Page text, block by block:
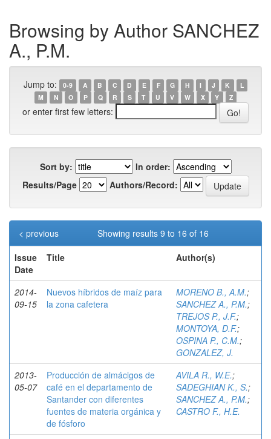
Browsing by Author SANCHEZ
A., P.M.
Jump to: 0-9 A B C D E F G H I J K
L
M
N O P Q R S T U V W X Y Z
or enter first few letters:
Sort by:
In order:
Results/Page
Authors/Record:
Showing results 9 to 16 of 16
< previous
Issue
Date
Title Author(s)
2014-
09-15
Nuevos híbridos de maíz para
la zona cafetera
MORENO B., A.M.;
SANCHEZ A., P.M.;
TREJOS P., J.F.;
MONTOYA, D.F.;
OSPINA P., C.M.;
GONZALEZ, J.
2013-
05-07
Producción de almácigos de
café en el departamento de
Santander con diferentes
fuentes de materia orgánica y
de fósforo
AVILA R., W.E.;
SADEGHIAN K., S.;
SANCHEZ A., P.M.;
CASTRO F., H.E.